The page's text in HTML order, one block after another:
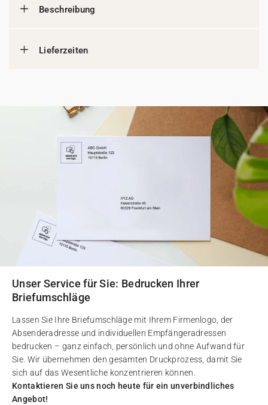
Beschreibung
Lieferzeiten
Unser Service für Sie: Bedrucken Ihrer
Briefumschläge
Lassen Sie Ihre Briefumschläge mit Ihrem Firmenlogo, der
Absenderadresse und individuellen Empfängeradressen
bedrucken – ganz einfach, persönlich und ohne Aufwand für
Sie. Wir übernehmen den gesamten Druckprozess, damit Sie
sich auf das Wesentliche konzentrieren können.
Kontaktieren Sie uns noch heute für ein unverbindliches
Angebot!